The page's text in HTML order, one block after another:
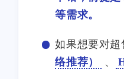
等需求。
如果想要对超
络推荐）
、